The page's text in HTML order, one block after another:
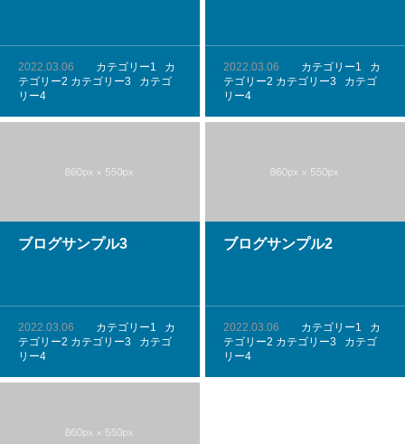
2022.03.06 カテゴリー1
カ
テゴリー2 カテゴリー3
カテゴ
リー4
2022.03.06 カテゴリー1
カ
テゴリー2 カテゴリー3
カテゴ
リー4
ブログサンプル3
2022.03.06 カテゴリー1
カ
テゴリー2 カテゴリー3
カテゴ
リー4
ブログサンプル2
2022.03.06 カテゴリー1
カ
テゴリー2 カテゴリー3
カテゴ
リー4